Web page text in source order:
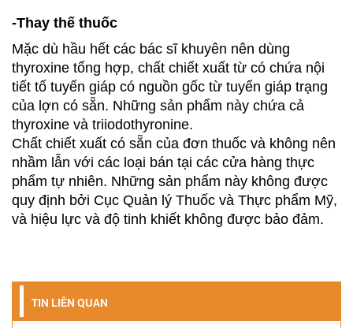
-Thay thế thuốc
Mặc dù hầu hết các bác sĩ khuyên nên dùng
thyroxine tổng hợp, chất chiết xuất từ có chứa nội
tiết tố tuyến giáp có nguồn gốc từ tuyến giáp trạng
của lợn có sẵn. Những sản phẩm này chứa cả
thyroxine và triiodothyronine.
Chất chiết xuất có sẵn của đơn thuốc và không nên
nhầm lẫn với các loại bán tại các cửa hàng thực
phẩm tự nhiên. Những sản phẩm này không được
quy định bởi Cục Quản lý Thuốc và Thực phẩm Mỹ,
và hiệu lực và độ tinh khiết không được bảo đảm.
TIN LIÊN QUAN